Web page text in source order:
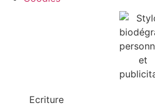
Ecriture